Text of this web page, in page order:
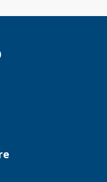
principale
?